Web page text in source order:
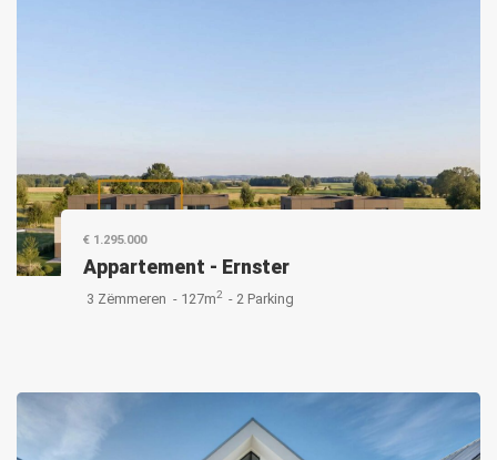
€ 1.295.000
Appartement - Ernster
3 Zëmmeren - 127m2- 2 Parking